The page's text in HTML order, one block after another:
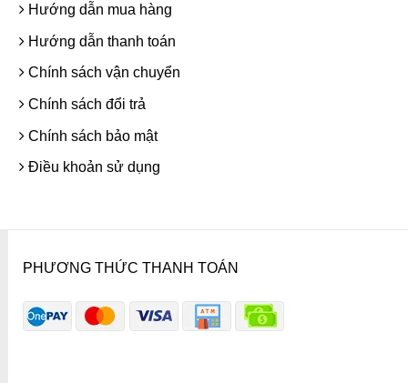
Hướng dẫn mua hàng
Hướng dẫn thanh toán
Chính sách vận chuyển
Chính sách đổi trả
Chính sách bảo mật
Điều khoản sử dụng
PHƯƠNG THỨC THANH TOÁN